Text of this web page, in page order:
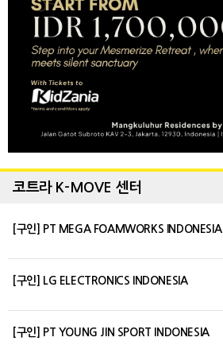
코트라 K-MOVE 센터
[구인] PT MEGA FOAMWORKS INDONESIA
[구인] LG ELECTRONICS INDONESIA
[구인] PT YOUNG JIN SPORT INDONESIA